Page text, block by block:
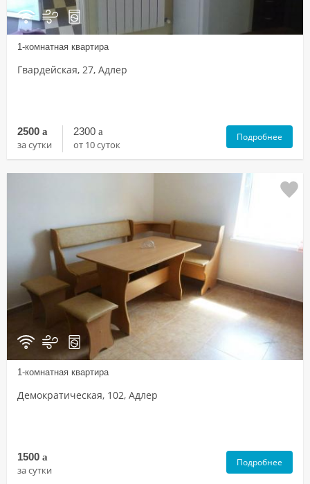
1-комнатная квартира
Гвардейская, 27, Адлер
2500 a
за сутки
2300 a
от 10 суток
Подробнее
1-комнатная квартира
Демократическая, 102, Адлер
1500 a
за сутки
Подробнее